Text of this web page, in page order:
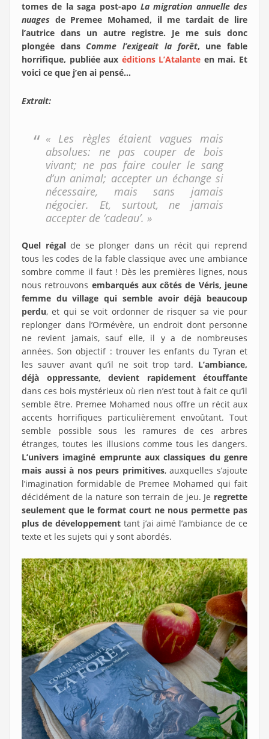
tomes de la saga post-apo La migration annuelle des
nuages de Premee Mohamed, il me tardait de lire
l’autrice dans un autre registre. Je me suis donc
plongée dans Comme l’exigeait la forêt, une fable
horrifique, publiée aux éditions L’Atalante en mai. Et
voici ce que j’en ai pensé…
Extrait:
« Les règles étaient vagues mais
absolues: ne pas couper de bois
vivant; ne pas faire couler le sang
d’un animal; accepter un échange si
nécessaire, mais sans jamais
négocier. Et, surtout, ne jamais
accepter de ‘cadeau’. »
Quel régalde se plonger dans un récit qui reprend
tous les codes de la fable classique avec une ambiance
sombre comme il faut ! Dès les premières lignes, nous
nous retrouvons embarqués aux côtés de Véris, jeune
femme du village qui semble avoir déjà beaucoup
perdu, et qui se voit ordonner de risquer sa vie pour
replonger dans l’Ormévère, un endroit dont personne
ne revient jamais, sauf elle, il y a de nombreuses
années. Son objectif : trouver les enfants du Tyran et
les sauver avant qu’il ne soit trop tard. L’ambiance,
déjà oppressante, devient rapidement étouffante
dans ces bois mystérieux où rien n’est tout à fait ce qu’il
semble être. Premee Mohamed nous offre un récit aux
accents horrifiques particulièrement envoûtant. Tout
semble possible sous les ramures de ces arbres
étranges, toutes les illusions comme tous les dangers.
L’univers imaginé emprunte aux classiques du genre
mais aussi à nos peurs primitives, auxquelles s’ajoute
l’imagination formidable de Premee Mohamed qui fait
décidément de la nature son terrain de jeu. Je regrette
seulement que le format court ne nous permette pas
plus de développement tant j’ai aimé l’ambiance de ce
texte et les sujets qui y sont abordés.